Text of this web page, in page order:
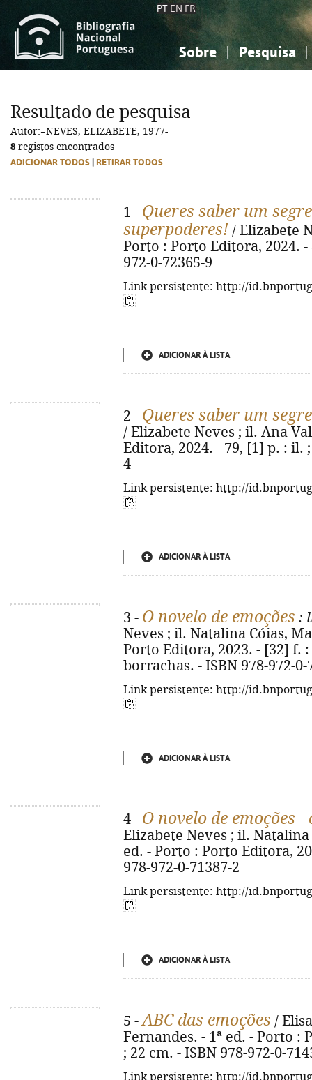
PT EN FR
Sobre Pesquisa
Ciências sociais...
Ciências sociais...
Resultado de pesquisa
Autor:=NEVES, ELIZABETE, 1977-
8 registos encontrados
ADICIONAR TODOS RETIRAR TODOS
1 - Queres saber um
superpoderes! / Elizabete
Porto : Porto Editora, 2024. -
972-0-72365-9
Link persistente: http://
ADICIONAR À LISTA
2 - Queres saber um
/ Elizabete Neves ; il. Ana
Editora, 2024. - 79, [1] p. : il.
4
Link persistente: http://
ADICIONAR À LISTA
3 - O novelo de emoções :
Neves ; il. Natalina Cóias,
Porto Editora, 2023. - [32] f.
borrachas. - ISBN 978-972-0-
Link persistente: http://
ADICIONAR À LISTA
4 - O novelo de emoções
Elizabete Neves ; il.
ed. - Porto : Porto Editora,
978-972-0-71387-2
Link persistente: http://
ADICIONAR À LISTA
5 -ABC das emoções /
Fernandes. - 1ª ed. - Porto :
; 22 cm. - ISBN 978-972-0-
Link persistente: http://